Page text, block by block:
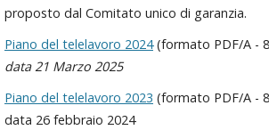
proposto dal Comitato unico di garanzia.
Piano del telelavoro 2024(formato PDF/A -
data 21 Marzo 2025
Piano del telelavoro 2023 (formato PDF/A -
data 26 febbraio 2024